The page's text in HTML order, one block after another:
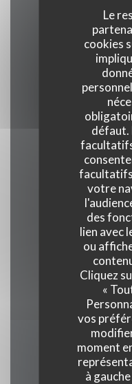
Le
cookies
défaut.
votre
des
lien avec
ou
Cliquez
«
vos
moment
à
Pizza au feu de
Pizzeria,
Amex, Apple
mobile, Sans
Titres